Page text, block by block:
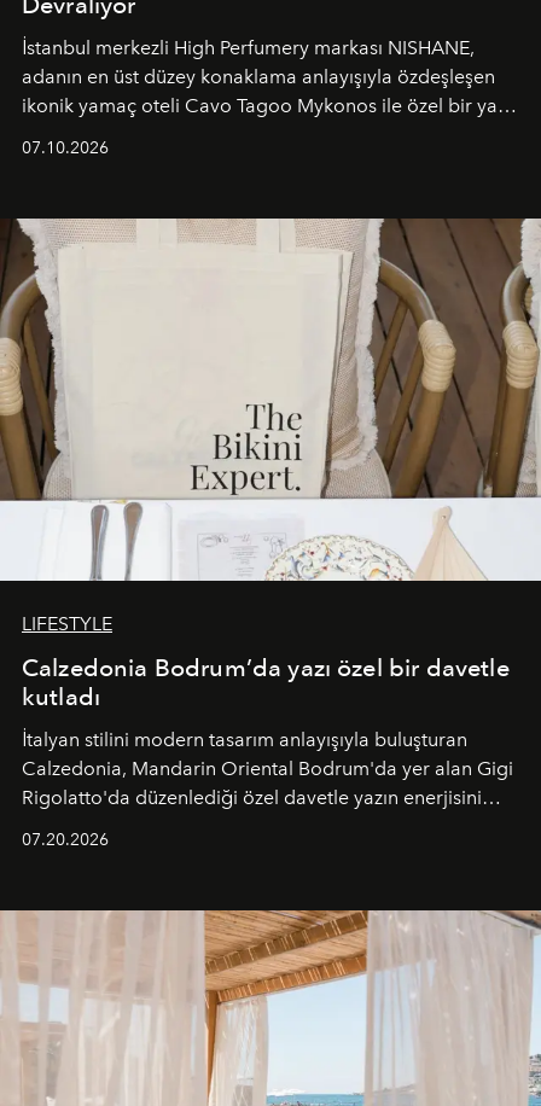
İstanbul merkezli High Perfumery markası NISHANE,
adanın en üst düzey konaklama anlayışıyla özdeşleşen
ikonik yamaç oteli Cavo Tagoo Mykonos ile özel bir yaz
buluşturarak markanın Cavo Tagoo’daki varlığını
sürükleyici ve mevsime özel bir deneyime dönüştürüyor.
07.10.2026
LIFESTYLE
Calzedonia Bodrum’da yazı özel bir davetle
kutladı
İtalyan stilini modern tasarım anlayışıyla buluşturan
Calzedonia, Mandarin Oriental Bodrum'da yer alan Gigi
Rigolatto'da düzenlediği özel davetle yazın enerjisini
07.20.2026